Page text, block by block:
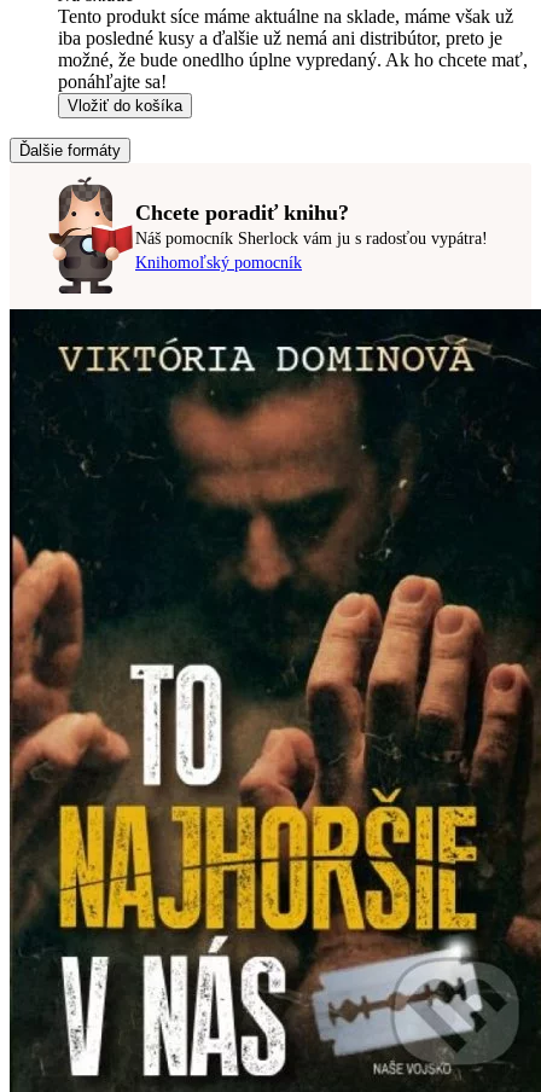
Tento produkt síce máme aktuálne na sklade, máme však už
iba posledné kusy a ďalšie už nemá ani distribútor, preto je
možné, že bude onedlho úplne vypredaný. Ak ho chcete mať,
ponáhľajte sa!
Vložiť do košíka
Ďalšie formáty
Chcete poradiť knihu?
Náš pomocník Sherlock vám ju s radosťou vypátra!
Knihomoľský pomocník